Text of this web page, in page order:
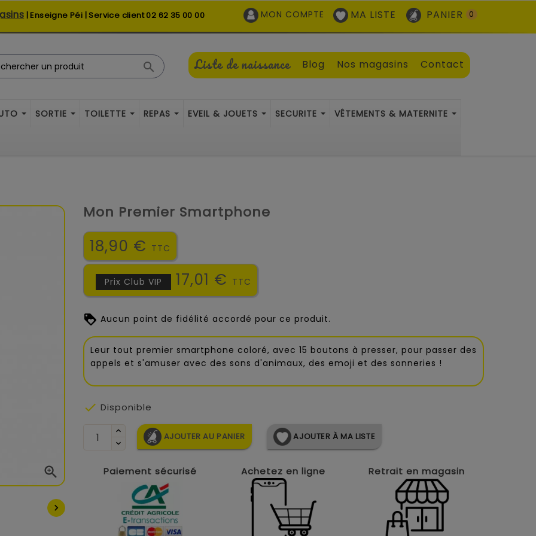
| Enseigne Péi | Service client02 62 35 00 00 MON COMPTE MA LISTE PANIER 0
Liste de naissance Blog Nos magasins Contact

SORTIE TOILETTE REPAS EVEIL & JOUETS SECURITE VÊTEMENTS & MATERNITE


Mon Premier Smartphone
18,90 € TTC
Prix Club VIP 17,01 € TTC
Aucun point de fidélité accordé pour ce produit.
Leur tout premier smartphone coloré, avec 15 boutons à presser, pour passer des
appels et s'amuser avec des sons d'animaux, des emoji et des sonneries !
 Disponible
AJOUTER AU PANIER AJOUTER À MA LISTE
Paiement sécurisé Achetez en ligne Retrait en magasin